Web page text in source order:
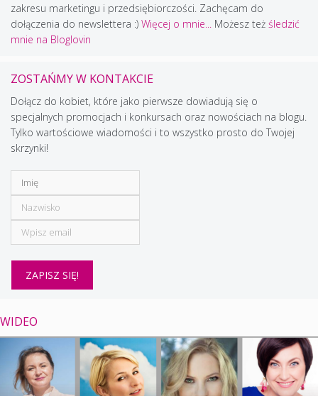
zakresu marketingu i przedsiębiorczości. Zachęcam do
dołączenia do newslettera :) Więcej o mnie... Możesz też śledzić
mnie na Bloglovin
ZOSTAŃMY W KONTAKCIE
Dołącz do kobiet, które jako pierwsze dowiadują się o
specjalnych promocjach i konkursach oraz nowościach na blogu.
Tylko wartościowe wiadomości i to wszystko prosto do Twojej
skrzynki!
WIDEO